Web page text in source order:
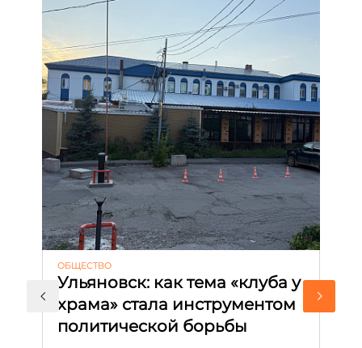
ОБЩЕСТВО
Ульяновск: как тема «клуба у
храма» стала инструментом
политической борьбы